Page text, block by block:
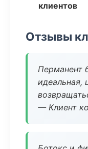
клиентов
Отзывы
Перманент
идеальная,
— Клиент